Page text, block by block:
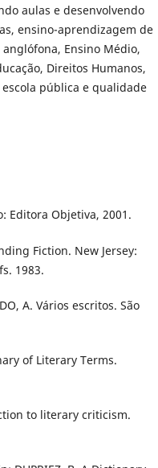
aulas e desenvolvendo
ensino-aprendizagem de
Ensino Médio,
Direitos Humanos,
pública e qualidade
Editora Objetiva, 2001.
Fiction. New Jersey:
1983.
A. Vários escritos. São
of Literary Terms.
to literary criticism.